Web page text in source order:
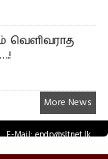
வெளிவராத
More News
E-Mail: epdp@sltnet.lk